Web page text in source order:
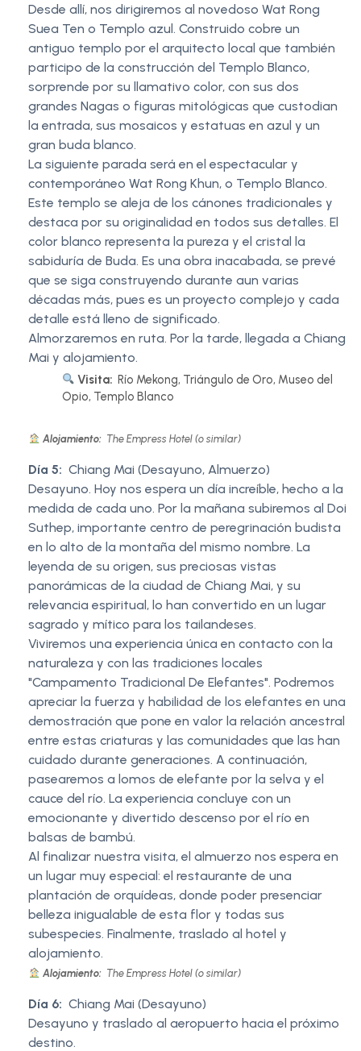
Desde allí, nos dirigiremos al novedoso Wat Rong
Suea Ten o Templo azul. Construido cobre un
antiguo templo por el arquitecto local que también
participo de la construcción del Templo Blanco,
sorprende por su llamativo color, con sus dos
grandes Nagas o figuras mitológicas que custodian
la entrada, sus mosaicos y estatuas en azul y un
gran buda blanco.
La siguiente parada será en el espectacular y
contemporáneo Wat Rong Khun, o Templo Blanco.
Este templo se aleja de los cánones tradicionales y
destaca por su originalidad en todos sus detalles. El
color blanco representa la pureza y el cristal la
sabiduría de Buda. Es una obra inacabada, se prevé
que se siga construyendo durante aun varias
décadas más, pues es un proyecto complejo y cada
detalle está lleno de significado.
Almorzaremos en ruta. Por la tarde, llegada a Chiang
Mai y alojamiento.
Visita: Río Mekong, Triángulo de Oro, Museo del
Opio, Templo Blanco
Alojamiento: The Empress Hotel (o similar)
Día 5: Chiang Mai (Desayuno, Almuerzo)
Desayuno. Hoy nos espera un día increíble, hecho a la
medida de cada uno. Por la mañana subiremos al Doi
Suthep, importante centro de peregrinación budista
en lo alto de la montaña del mismo nombre. La
leyenda de su origen, sus preciosas vistas
panorámicas de la ciudad de Chiang Mai, y su
relevancia espiritual, lo han convertido en un lugar
sagrado y mítico para los tailandeses.
Viviremos una experiencia única en contacto con la
naturaleza y con las tradiciones locales
"Campamento Tradicional De Elefantes". Podremos
apreciar la fuerza y habilidad de los elefantes en una
demostración que pone en valor la relación ancestral
entre estas criaturas y las comunidades que las han
cuidado durante generaciones. A continuación,
pasearemos a lomos de elefante por la selva y el
cauce del río. La experiencia concluye con un
emocionante y divertido descenso por el río en
balsas de bambú.
Al finalizar nuestra visita, el almuerzo nos espera en
un lugar muy especial: el restaurante de una
plantación de orquídeas, donde poder presenciar
belleza inigualable de esta flor y todas sus
subespecies. Finalmente, traslado al hotel y
alojamiento.
Alojamiento: The Empress Hotel (o similar)
Día 6: Chiang Mai (Desayuno)
Desayuno y traslado al aeropuerto hacia el próximo
destino.